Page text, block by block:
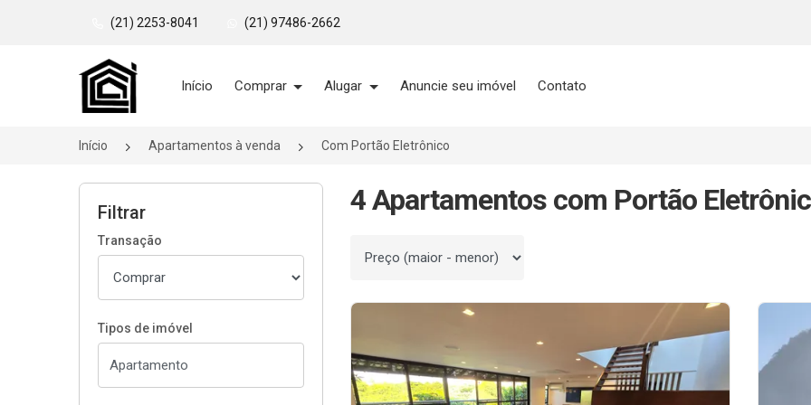
(21) 2253-8041 (21) 97486-2662
Página inicial
Início Comprar Alugar Anuncie seu imóvel Contato
Início Apartamentos à venda Com Portão Eletrônico
Filtrar
Transação
Tipos de imóvel
4 Apartamentos com Portão
Ordenar por